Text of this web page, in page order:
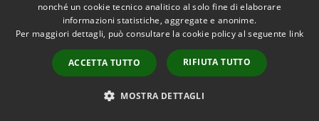
Comunicati
Avvisi
VIVERE IL COMUNE
nonché un cookie tecnico analitico al solo fine di elaborare
informazioni statistiche, aggregate e anonime.
Per maggiori dettagli, può consultare la cookie policy al seguente link
ACCETTA TUTTO RIFIUTA TUTTO
MOSTRA DETTAGLI